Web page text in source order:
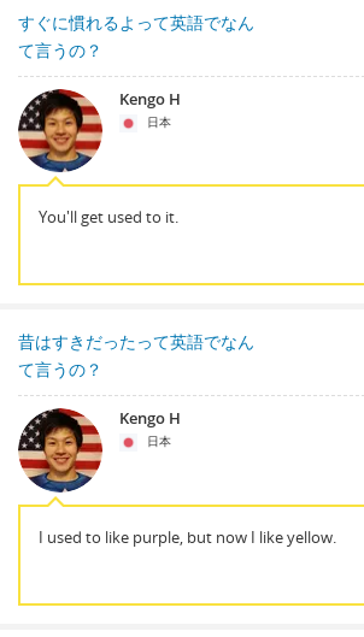
すぐに慣れるよって英語でなん
て言うの？
Kengo H
日本
You'll get used to it.
昔はすきだったって英語でなん
て言うの？
Kengo H
日本
I used to like purple, but now I like yellow.